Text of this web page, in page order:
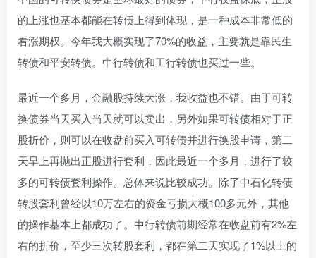
的上涨也基本都能在转债上得到体现，是一种成本非常低的
看涨期权。今年我大概实现了70%的收益，主要就是靠民生
转债和平安转债。中行转债和工行转债也买过一些。
最近一个多月，金融股持续大涨，我收益也不错。由于可转
换债券当天买入当天就可以卖出，另外如果可转债相对于正
股折价，则可以在收盘前买入可转债并进行换股申请，第二
天早上再抛出正股进行套利，因此最近一个多月，进行了较
多的可转债套利操作。总体来说比较成功。除了中石化转债
转股套利曾经以10万左右的资金亏损大概100多元外，其他
的操作基本上都成功了。中行转债前期经常在收盘前有2%左
右的折价，至少三次转股套利，都在第二天实现了1%以上的